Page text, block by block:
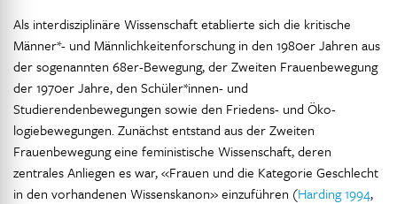
Als interdisziplinäre Wissenschaft etablierte sich die kritische
Männer*- und Männlichkeitenforschung in den 1980er Jahren aus
der sogenannten 68er-Bewegung, der Zweiten Frauenbewegung
der 1970er Jahre, den Schüler*innen- und
Studierendenbewegungen sowie den Friedens- und Öko-
logiebewegungen. Zunächst entstand aus der Zweiten
Frauenbewegung eine feministische Wissenschaft, deren
zentrales Anliegen es war, «Frauen und die Kategorie Geschlecht
in den vorhandenen Wissenskanon» einzuführen (Harding 1994,